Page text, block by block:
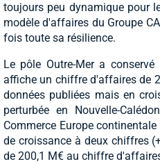
toujours peu dynamique pour
modèle d'affaires du Groupe
fois toute sa résilience.
Le pôle Outre-Mer a
affiche un chiffre d'affaires de
données publiées mais en
perturbée en Nouvelle-
Commerce Europe
de croissance à deux chiffres
de 200,1 M€ au chiffre